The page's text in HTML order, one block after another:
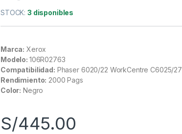
STOCK:3 disponibles
Marca: Xerox
Modelo: 106R02763
Compatibilidad: Phaser 6020/22 WorkCentre C6025/27
Rendimiento: 2000 Pags
Color: Negro
S/445.00